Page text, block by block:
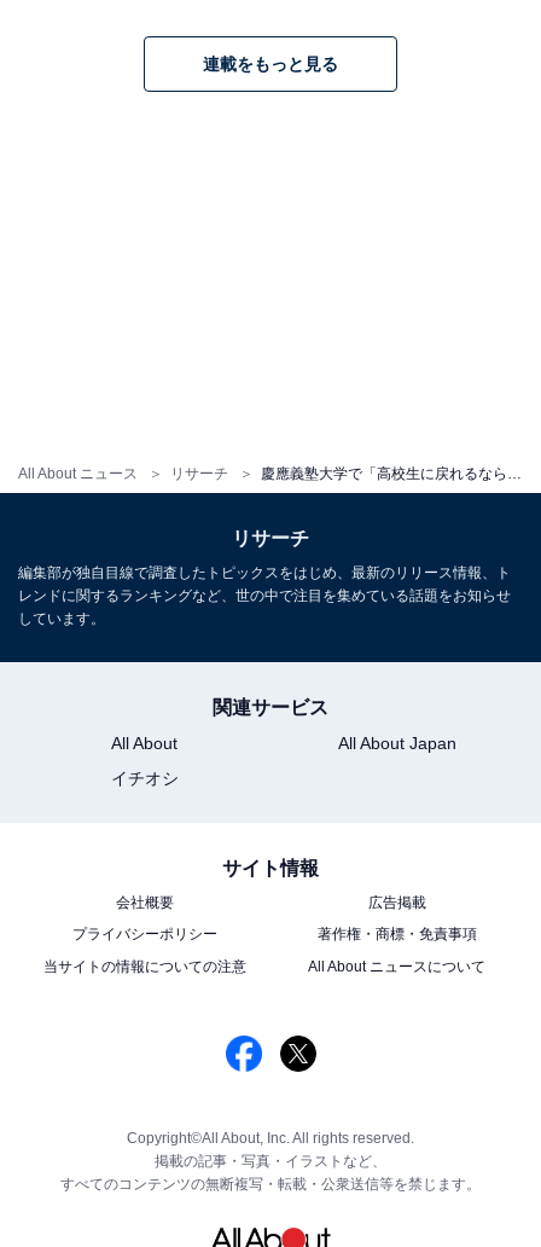
All About ニュース リサーチ 慶應義塾大学で「高校生に戻れるなら志望したいと思う学部」ランキング！ 3位「経済学部」、同率1位は？
連載をもっと見る
リサーチ
編集部が独自目線で調査したトピックスをはじめ、最新のリリース情報、ト
レンドに関するランキングなど、世の中で注目を集めている話題をお知らせ
しています。
関連サービス
All About
All About Japan
イチオシ
サイト情報
会社概要
広告掲載
プライバシーポリシー
著作権・商標・免責事項
当サイトの情報についての注意
All About ニュースについて
Copyright©All About, Inc. All rights reserved.
掲載の記事・写真・イラストなど、
すべてのコンテンツの無断複写・転載・公衆送信等を禁じます。